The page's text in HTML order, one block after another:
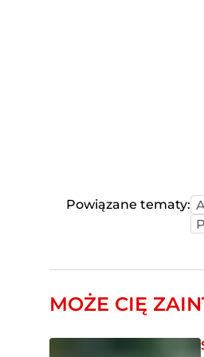
Powiązane tematy:
MOŻE CIĘ